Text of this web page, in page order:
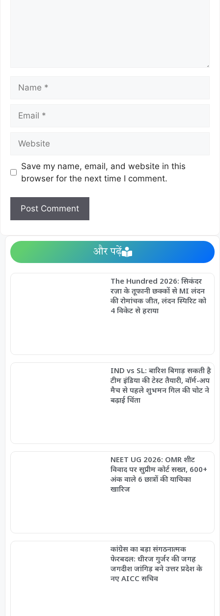
Save my name, email, and website in this
browser for the next time I comment.
और पढ़ें
The Hundred 2026: सिकंदर
रज़ा के तूफानी छक्कों से MI लंदन
की रोमांचक जीत, लंदन स्पिरिट को
4 विकेट से हराया
IND vs SL: बारिश बिगाड़ सकती है
टीम इंडिया की टेस्ट तैयारी, वॉर्म-अप
मैच से पहले शुभमन गिल की चोट ने
बढ़ाई चिंता
NEET UG 2026: OMR शीट
विवाद पर सुप्रीम कोर्ट सख्त, 600+
अंक वाले 6 छात्रों की याचिका
खारिज
कांग्रेस का बड़ा संगठनात्मक
फेरबदल: धीरज गुर्जर की जगह
जगदीश जांगिड़ बने उत्तर प्रदेश के
नए AICC सचिव